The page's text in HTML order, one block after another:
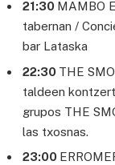
21:30 MAMBO
tabernan /
bar Lataska
22:30 THE
taldeen
grupos THE
las txosnas.
23:00